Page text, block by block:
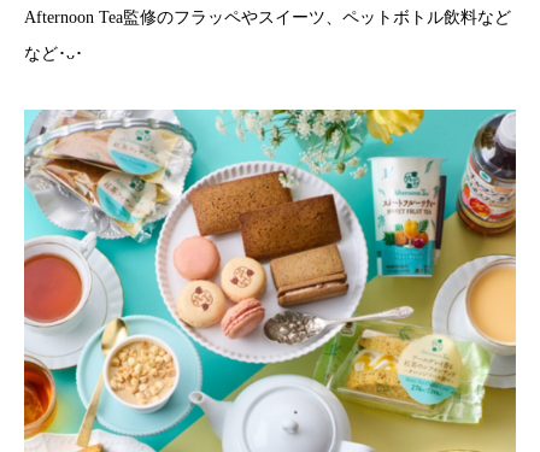
Afternoon Tea監修のフラッペやスイーツ、ペットボトル飲料など
など･ᴗ･